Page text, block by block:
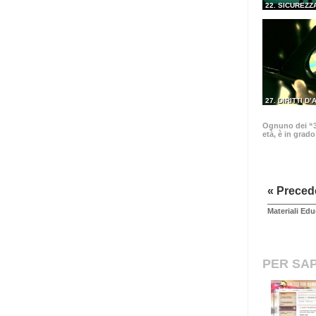
22.
27. DIRITTI
Ognuno dei
età, è in
«
Materiali
PER